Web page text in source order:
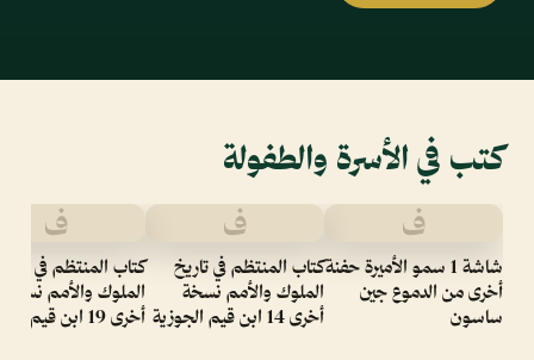
كتب في الأسرة والطفولة
ف
شاشة 1 سمو الأميرة حفنة
أخرى من الدموع جين
ساسون
ف
كتاب المنتظم في تاريخ
الملوك والأمم نسخة
أخرى 14 ابن قيم الجوزية
ف
كتاب المنتظم في
الملوك والأمم نسخة
أخرى 19 ابن قيم الجوزية